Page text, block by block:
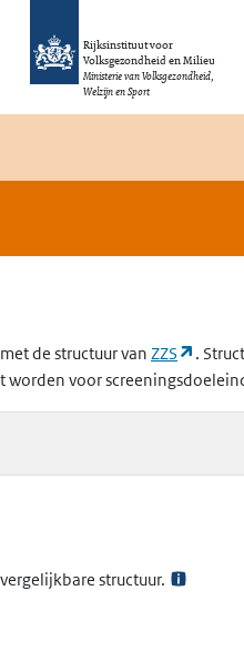
Rijksinstituut voor
Volksgezondheid en Milieu
Ministerie van Volksgezondheid,
Welzijn en Sport
de structuur van ZZS
.
worden voor
structuur.